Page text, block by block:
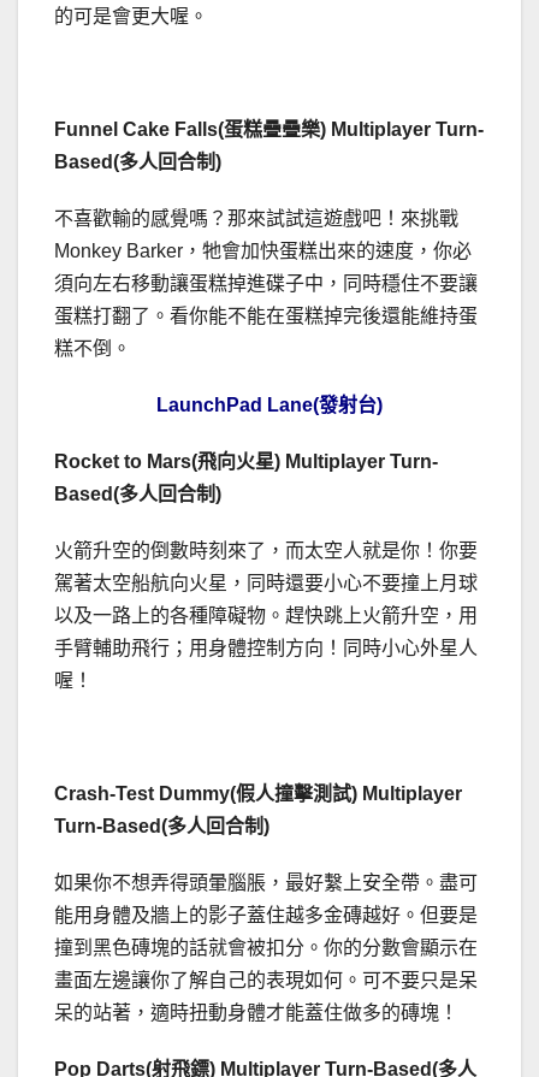
的可是會更大喔。
Funnel Cake Falls(蛋糕疊疊樂) Multiplayer Turn-
Based(多人回合制)
不喜歡輸的感覺嗎？那來試試這遊戲吧！來挑戰
Monkey Barker，牠會加快蛋糕出來的速度，你必
須向左右移動讓蛋糕掉進碟子中，同時穩住不要讓
蛋糕打翻了。看你能不能在蛋糕掉完後還能維持蛋
糕不倒。
LaunchPad Lane(發射台)
Rocket to Mars(飛向火星) Multiplayer Turn-
Based(多人回合制)
火箭升空的倒數時刻來了，而太空人就是你！你要
駕著太空船航向火星，同時還要小心不要撞上月球
以及一路上的各種障礙物。趕快跳上火箭升空，用
手臂輔助飛行；用身體控制方向！同時小心外星人
喔！
Crash-Test Dummy(假人撞擊測試) Multiplayer
Turn-Based(多人回合制)
如果你不想弄得頭暈腦脹，最好繫上安全帶。盡可
能用身體及牆上的影子蓋住越多金磚越好。但要是
撞到黑色磚塊的話就會被扣分。你的分數會顯示在
畫面左邊讓你了解自己的表現如何。可不要只是呆
呆的站著，適時扭動身體才能蓋住做多的磚塊！
Pop Darts(射飛鏢) Multiplayer Turn-Based(多人